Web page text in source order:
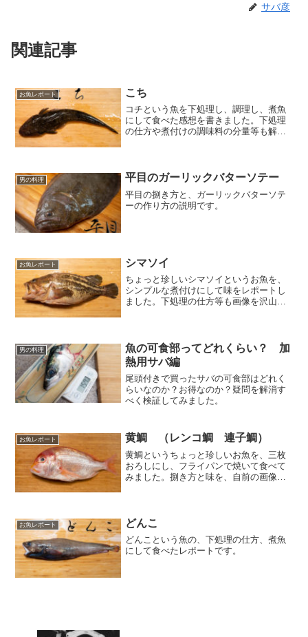
サバ彦
関連記事
お魚レポート こち
コチという魚を下処理し、調理し、煮魚
にして食べた感想を書きました。下処理
の仕方や煮付けの調味料の分量等も解説
男の料理 平目のガーリックバターソテー
平目の捌き方と、ガーリックバターソテ
ーの作り方の説明です。
お魚レポート シマソイ
ちょっと珍しいシマソイというお魚を、
シンプルな煮付けにして味をレポートし
ました。下処理の仕方等も画像を沢山使
男の料理
魚の可食部ってどれくらい？ 加
熱用サバ編
尾頭付きで買ったサバの可食部はどれく
らいなのか？お得なのか？疑問を解消す
べく検証してみました。
お魚レポート 黄鯛 （レンコ鯛 連子鯛）
黄鯛というちょっと珍しいお魚を、三枚
おろしにし、フライパンで焼いて食べて
みました。捌き方と味を、自前の画像を
お魚レポート どんこ
どんこという魚の、下処理の仕方、煮魚
にして食べたレポートです。